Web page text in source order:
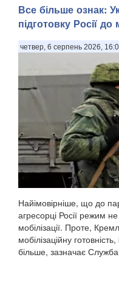
Все більше ознак:
підготовку Росії до
четвер, 6 серпень 2026,
Найімовірніше, що до
агресорці Росії режим
мобілізації. Проте,
мобілізаційну
більше, зазначає